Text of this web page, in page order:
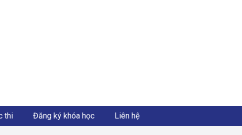
thi Đăng ký khóa học Liên hệ